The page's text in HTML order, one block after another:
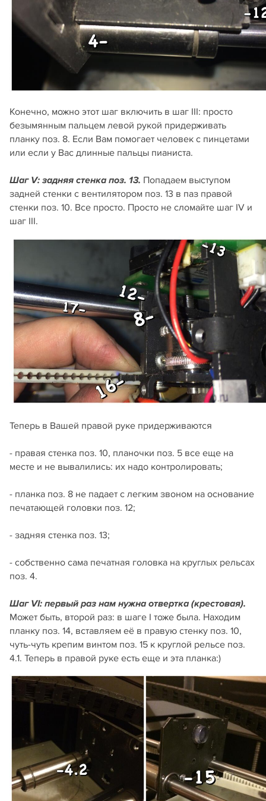
Конечно, можно этот шаг включить в шаг III: просто
безымянным пальцем левой рукой придерживать
планку поз. 8. Если Вам помогает человек с пинцетами
или если у Вас длинные пальцы пианиста.
Шаг V: задняя стенка поз. 13. Попадаем выступом
задней стенки с вентилятором поз. 13 в паз правой
стенки поз. 10. Все просто. Просто не сломайте шаг IV и
шаг III.
Теперь в Вашей правой руке придерживаются
- правая стенка поз. 10, планочки поз. 5 все еще на
месте и не вывалились: их надо контролировать;
- планка поз. 8 не падает с легким звоном на основание
печатающей головки поз. 12;
- задняя стенка поз. 13;
- собственно сама печатная головка на круглых рельсах
поз. 4.
Шаг VI: первый раз нам нужна отвертка (крестовая).
Может быть, второй раз: в шаге I тоже была. Находим
планку поз. 14, вставляем её в правую стенку поз. 10,
чуть-чуть крепим винтом поз. 15 к круглой рельсе поз.
4.1. Теперь в правой руке есть еще и эта планка:)